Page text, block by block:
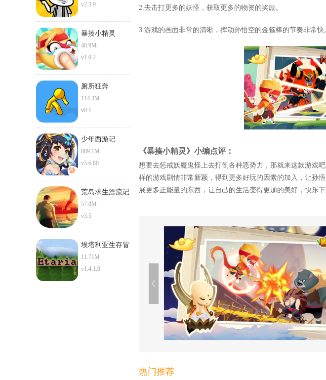
v2.3.9
暴揍小精灵
40.9M
v1.0.2
厕所狂奔
114.3M
v0.1
少年西游记
889.1M
v5.6.80
荒岛求生漂流记
57.8M
v3.5
埃塔利亚生存冒
险
11.71M
v1.4.1.0
2.去击打更多的妖怪，获取更多的物资的奖励。
3.游戏的画面非常的清晰，挥动孙悟空的金箍棒的节奏非常快
《暴揍小精灵》小编点评：
想要去惩戒妖魔鬼怪上去打倒各种恶势力，那就来这款游戏
样的游戏剧情非常新颖，得到更多好玩的因素的加入，让孙
展更多正能量的东西，让自己的生活变得更加的美好，快乐下
热门推荐